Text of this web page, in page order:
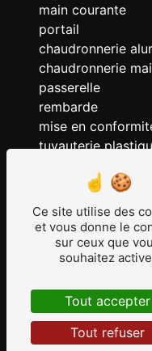
main courante
portail
chaudronnerie
chaudronnerie
passerelle
rembarde
mise en
tuyauterie
chaudronnerie
serrurerie
ERP
tuyauterie
tuyauterie inox
Vistalid- 2026 -
Ce site utilise des
et vous donne le
sur ceux que
souhaitez
Tout accepter
Tout refuser